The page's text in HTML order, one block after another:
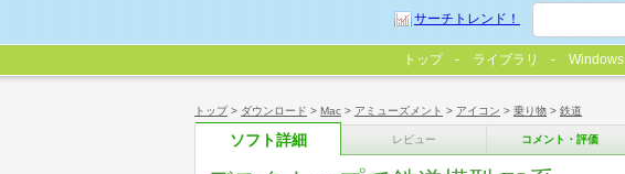
トップ> ダウンロード > Mac > アミューズメント > アイコン > 乗り物 > 鉄道
ソフト詳細 レビュー コメント・評価
サーチトレンド！
トップ ライブラリ Windows